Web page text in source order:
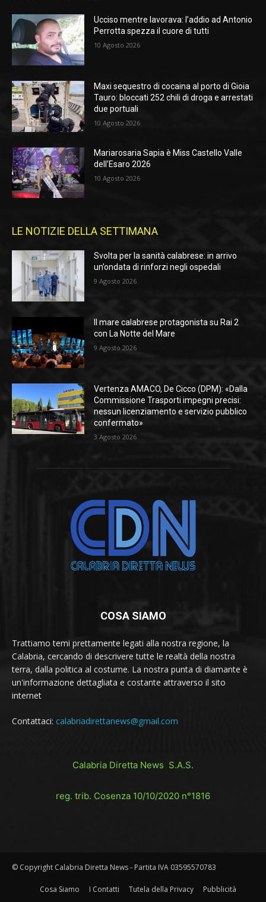
Ucciso mentre lavorava: l’addio ad Antonio
Perrotta spezza il cuore di tutti
10 Agosto 2026
Maxi sequestro di cocaina al porto di Gioia
Tauro: bloccati 252 chili di droga e arrestati
due portuali
10 Agosto 2026
Mariarosaria Sapia è Miss Castello Valle
dell’Esaro 2026
10 Agosto 2026
LE NOTIZIE DELLA SETTIMANA
Svolta per la sanità calabrese: in arrivo
un’ondata di rinforzi negli ospedali
9 Agosto 2026
Il mare calabrese protagonista su Rai 2
con La Notte del Mare
9 Agosto 2026
Vertenza AMACO, De Cicco (DPM): «Dalla
Commissione Trasporti impegni precisi:
nessun licenziamento e servizio pubblico
confermato»
3 Agosto 2026
COSA SIAMO
Trattiamo temi prettamente legati alla nostra regione, la
Calabria, cercando di descrivere tutte le realtà della nostra
terra, dalla politica al costume. La nostra punta di diamante è
un'informazione dettagliata e costante attraverso il sito
internet
Contattaci: calabriadirettanews@gmail.com
Calabria Diretta News S.A.S.
reg. trib. Cosenza 10/10/2020 n°1816
© Copyright Calabria Diretta News - Partita IVA 03595570783
Cosa Siamo I Contatti Tutela della Privacy Pubblicità